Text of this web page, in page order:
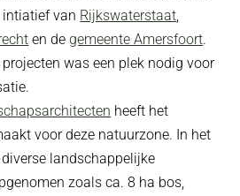
van Rijkswaterstaat,
en degemeente Amersfoort.
was een plek nodig voor
heeft het
voor deze natuurzone. In het
landschappelijke
zoals ca. 8 ha bos,